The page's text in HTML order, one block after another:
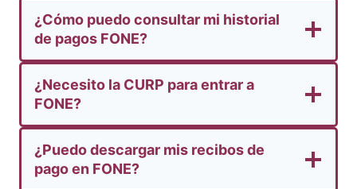
¿Cómo puedo consultar mi historial
de pagos FONE?
¿Necesito la CURP para entrar a
FONE?
¿Puedo descargar mis recibos de
pago en FONE?